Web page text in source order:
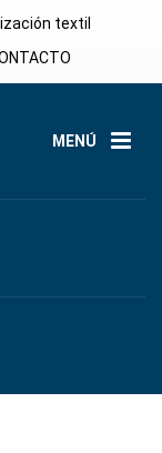
textil
MENÚ